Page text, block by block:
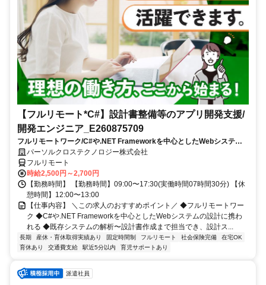
【フルリモート*C#】設計書整備等のアプリ開発支援/
開発エンジニア_E260875709
フルリモートワーク/C#や.NET Frameworkを中心としたWebシステム
の設計に携われる/既存システムの解析〜設計書作成まで担当でき、設計
スキルを磨ける
パーソルクロステクノロジー株式会社
フルリモート
時給2,500円～2,700円
【勤務時間】 【勤務時間】09:00〜17:30(実働時間07時間30分) 【休
憩時間】12:00〜13:00
【仕事内容】 ＼この求人のおすすめポイント／ ◆フルリモートワー
ク ◆C#や.NET Frameworkを中心としたWebシステムの設計に携わ
れる ◆既存システムの解析〜設計書作成まで担当でき、設計ス...
長期 産休・育休取得実績あり 固定時間制 フルリモート 社会保険完備
在宅OK
育休あり
交通費支給 駅近5分以内 育児サポートあり
派遣社員